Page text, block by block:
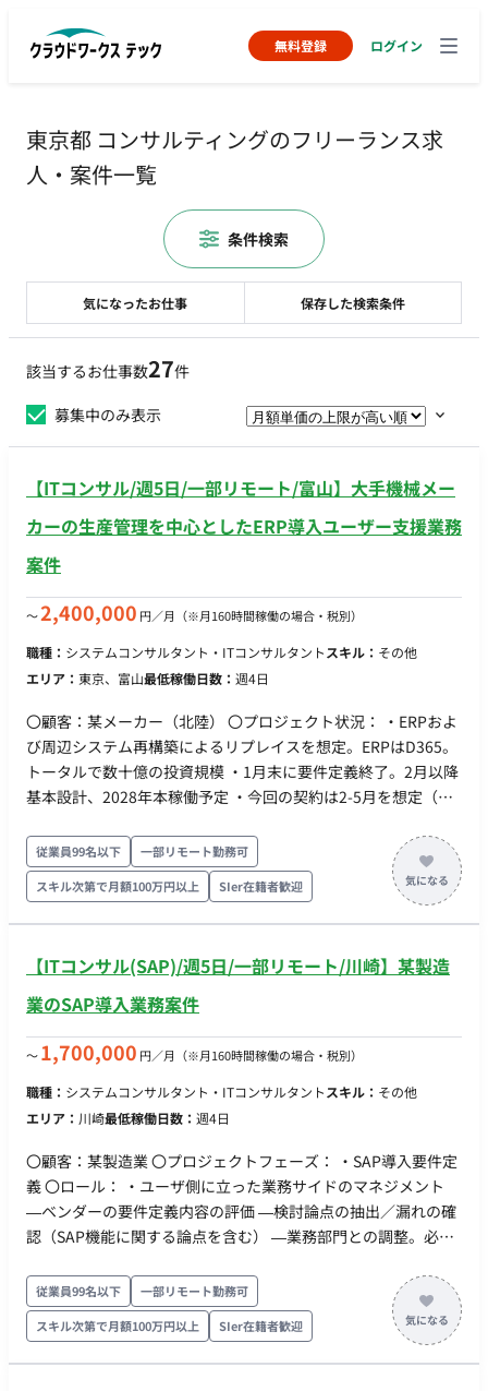
無料登録 ログイン
東京都 コンサルティングのフリーランス求
人・案件一覧
該当するお仕事数27件
募集中のみ表示
【ITコンサル/週5日/一部リモート/富山】大手機械メー
カーの生産管理を中心としたERP導入ユーザー支援業務
案件
〜2,400,000 円／月 （※月160時間稼働の場合・税別）
職種： システムコンサルタント・ITコンサルタントスキル： その他
エリア： 東京、富山最低稼働日数： 週4日
〇顧客：某メーカー（北陸） 〇プロジェクト状況： ・ERPおよ
び周辺システム再構築によるリプレイスを想定。ERPはD365。
トータルで数十億の投資規模 ・1月末に要件定義終了。2月以降
基本設計、2028年本稼働予定 ・今回の契約は2-5月を想定（特
①チーム別PMO ・現在、受注・調達・計画など9つの機能領域
に分かれ検討が行われている。そのうち３つのチームを受け持
つ形でPMOタスクを推進いただきたい（50％稼働想定×1名）
②業務支援 上記チームの中で、特定領域についてユーザー側に
×2-3名） 現在、以下のチームの支援を想定している：調達、
計画、（＋あるとしたら、設計か） ③移行支援 現行システム
案などを横断的に行い、各チームと適宜連携する（50%稼働想
従業員99名以下
一部リモート勤務可
スキル次第で月額100万円以上
SIer在籍者歓迎
【ITコンサル(SAP)/週5日/一部リモート/川崎】某製造
業のSAP導入業務案件
〜1,700,000 円／月 （※月160時間稼働の場合・税別）
職種： システムコンサルタント・ITコンサルタントスキル： その他
エリア： 川崎最低稼働日数： 週4日
〇顧客：某製造業 〇プロジェクトフェーズ： ・SAP導入要件定
義 〇ロール： ・ユーザ側に立った業務サイドのマネジメント
―ベンダーの要件定義内容の評価 ―検討論点の抽出／漏れの確
認（SAP機能に関する論点を含む） ―業務部門との調整。必要
以下の領域それぞれ1名 ・SD ・MM ・PP ・FI/CO ・共通 ―マ
スタ ―テスト・移行
従業員99名以下
一部リモート勤務可
スキル次第で月額100万円以上
SIer在籍者歓迎
気になったお仕事 保存した検索条件
条件検索